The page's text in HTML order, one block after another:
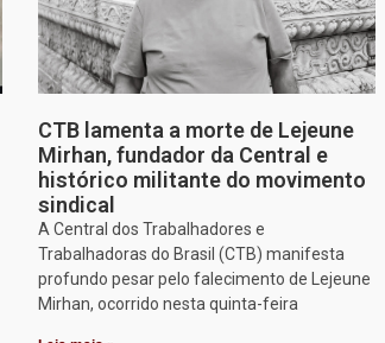
CTB lamenta a morte de Lejeune
Mirhan, fundador da Central e
histórico militante do movimento
sindical
A Central dos Trabalhadores e
Trabalhadoras do Brasil (CTB) manifesta
profundo pesar pelo falecimento de Lejeune
Mirhan, ocorrido nesta quinta-feira